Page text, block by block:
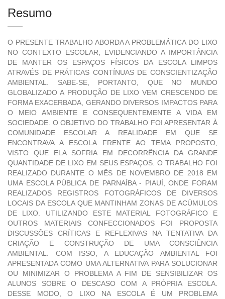
Resumo
O PRESENTE TRABALHO ABORDA A PROBLEMÁTICA DO LIXO
NO CONTEXTO ESCOLAR, EVIDENCIANDO A IMPORTÂNCIA
DE MANTER OS ESPAÇOS FÍSICOS DA ESCOLA LIMPOS
ATRAVÉS DE PRÁTICAS CONTÍNUAS DE CONSCIENTIZAÇÃO
AMBIENTAL. SABE-SE, PORTANTO, QUE NO MUNDO
GLOBALIZADO A PRODUÇÃO DE LIXO VEM CRESCENDO DE
FORMA EXACERBADA, GERANDO DIVERSOS IMPACTOS PARA
O MEIO AMBIENTE E CONSEQUENTEMENTE A VIDA EM
SOCIEDADE. O OBJETIVO DO TRABALHO FOI APRESENTAR À
COMUNIDADE ESCOLAR A REALIDADE EM QUE SE
ENCONTRAVA A ESCOLA FRENTE AO TEMA PROPOSTO,
VISTO QUE ELA SOFRIA EM DECORRÊNCIA DA GRANDE
QUANTIDADE DE LIXO EM SEUS ESPAÇOS. O TRABALHO FOI
REALIZADO DURANTE O MÊS DE NOVEMBRO DE 2018 EM
UMA ESCOLA PÚBLICA DE PARNAÍBA - PIAUÍ, ONDE FORAM
REALIZADOS REGISTROS FOTOGRÁFICOS DE DIVERSOS
LOCAIS DA ESCOLA QUE MANTINHAM ZONAS DE ACÚMULOS
DE LIXO. UTILIZANDO ESTE MATERIAL FOTOGRÁFICO E
OUTROS MATERIAIS CONFECCIONADOS FOI PROPOSTA
DISCUSSÕES CRÍTICAS E REFLEXIVAS NA TENTATIVA DA
CRIAÇÃO E CONSTRUÇÃO DE UMA CONSCIÊNCIA
AMBIENTAL. COM ISSO, A EDUCAÇÃO AMBIENTAL FOI
APRESENTADA COMO UMA ALTERNATIVA PARA SOLUCIONAR
OU MINIMIZAR O PROBLEMA A FIM DE SENSIBILIZAR OS
ALUNOS SOBRE O DESCASO COM A PRÓPRIA ESCOLA.
DESSE MODO, O LIXO NA ESCOLA É UM PROBLEMA